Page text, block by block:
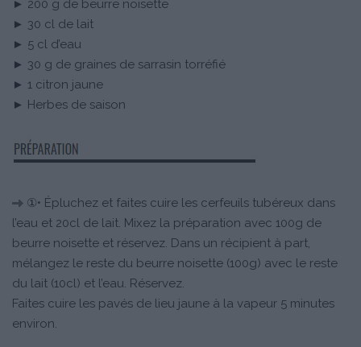
► 200 g de beurre noisette
► 30 cl de lait
► 5 cl d’eau
► 30 g de graines de sarrasin torréfié
► 1 citron jaune
► Herbes de saison
①• Épluchez et faites cuire les cerfeuils tubéreux dans
l’eau et 20cl de lait. Mixez la préparation avec 100g de
beurre noisette et réservez. Dans un récipient à part,
mélangez le reste du beurre noisette (100g) avec le reste
du lait (10cl) et l’eau. Réservez.
Faites cuire les pavés de lieu jaune à la vapeur 5 minutes
environ.